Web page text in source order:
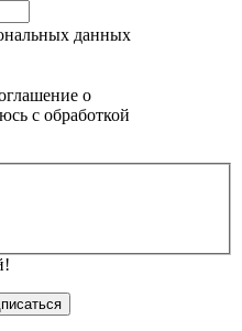
данных
о
с обработкой